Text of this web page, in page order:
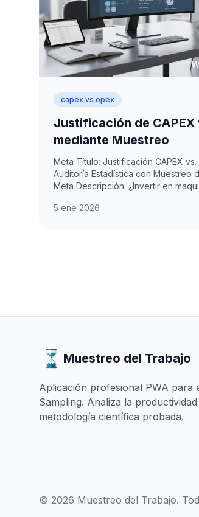
capex vs opex
Justificación de CAPEX
mediante Muestreo
Meta Título: Justificación CAPEX vs.
Auditoría Estadística con Muestreo
Meta Descripción: ¿Invertir en
5 ene 2026
Muestreo del Trabajo
Aplicación profesional PWA para
Sampling. Analiza la
metodología científica probada.
© 2026 Muestreo del Trabajo.